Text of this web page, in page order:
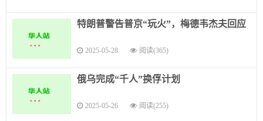
特朗普警告普京“玩火”，梅德韦杰夫回应
2025-05-28 阅读(365)
俄乌完成“千人”换俘计划
2025-05-26 阅读(255)